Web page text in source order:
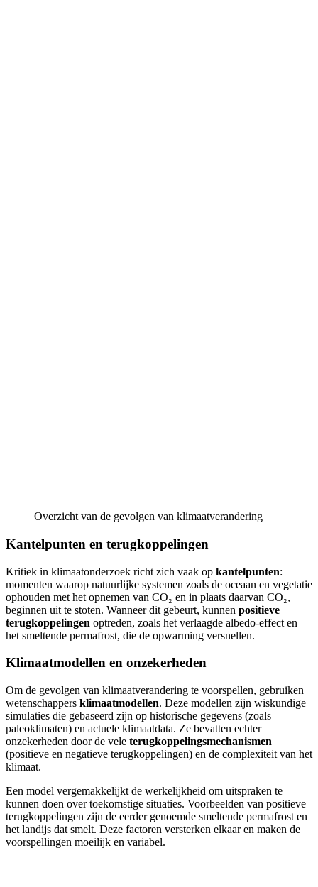
Overzicht van de gevolgen van klimaatverandering
Kantelpunten en terugkoppelingen
Kritiek in klimaatonderzoek richt zich vaak op kantelpunten:
momenten waarop natuurlijke systemen zoals de oceaan en vegetatie
ophouden met het opnemen van CO₂ en in plaats daarvan CO₂,
beginnen uit te stoten. Wanneer dit gebeurt, kunnen positieve
terugkoppelingen optreden, zoals het verlaagde albedo-effect en
het smeltende permafrost, die de opwarming versnellen.
Klimaatmodellen en onzekerheden
Om de gevolgen van klimaatverandering te voorspellen, gebruiken
wetenschappers klimaatmodellen. Deze modellen zijn wiskundige
simulaties die gebaseerd zijn op historische gegevens (zoals
paleoklimaten) en actuele klimaatdata. Ze bevatten echter
onzekerheden door de vele terugkoppelingsmechanismen
(positieve en negatieve terugkoppelingen) en de complexiteit van het
klimaat.
Een model vergemakkelijkt de werkelijkheid om uitspraken te
kunnen doen over toekomstige situaties. Voorbeelden van positieve
terugkoppelingen zijn de eerder genoemde smeltende permafrost en
het landijs dat smelt. Deze factoren versterken elkaar en maken de
voorspellingen moeilijk en variabel.